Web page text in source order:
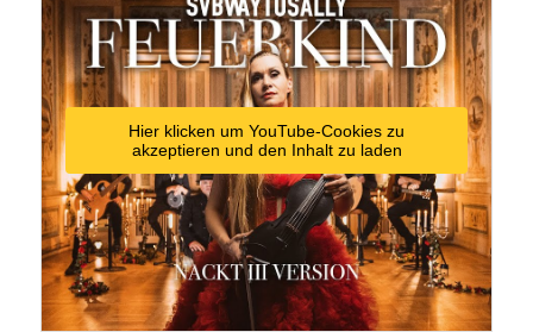
Hier klicken um YouTube-Cookies zu
akzeptieren und den Inhalt zu laden